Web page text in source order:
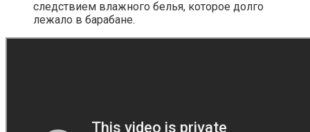
следствием влажного белья, которое долго
лежало в барабане.